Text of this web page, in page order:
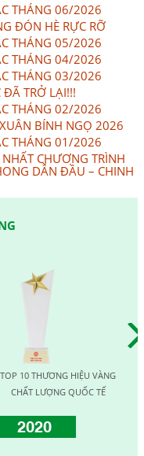
THÁNG 06/2026
ĐÓN HÈ RỰC RỠ
THÁNG 05/2026
THÁNG 04/2026
THÁNG 03/2026
ĐÃ TRỞ LẠI!!!
THÁNG 02/2026
BÍNH NGỌ 2026
THÁNG 01/2026
CHƯƠNG TRÌNH
DẪN ĐẦU – CHINH
HIỆU VÀNG
QUỐC TẾ
TOP